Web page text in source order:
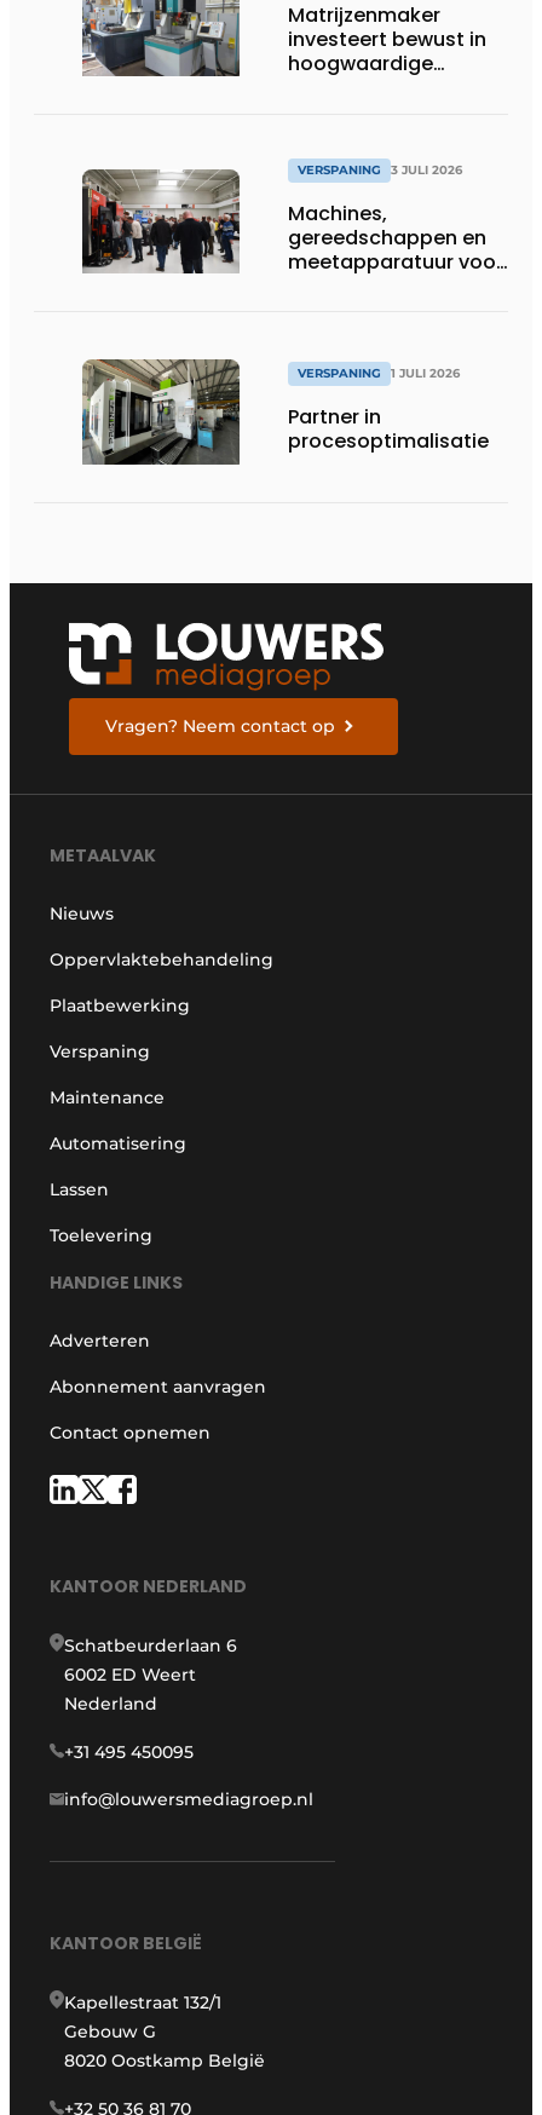
Matrijzenmaker
investeert bewust in
hoogwaardige
VERSPANING 3 JULI 2026
Machines,
gereedschappen en
meetapparatuur voor
VERSPANING 1 JULI 2026
Partner in
procesoptimalisatie
Vragen? Neem contact op
METAALVAK
Nieuws
Oppervlaktebehandeling
Plaatbewerking
Verspaning
Maintenance
Automatisering
Lassen
Toelevering
HANDIGE LINKS
Adverteren
Abonnement aanvragen
Contact opnemen
KANTOOR NEDERLAND
Schatbeurderlaan 6
6002 ED Weert
Nederland
+31 495 450095
info@louwersmediagroep.nl
KANTOOR BELGIË
Kapellestraat 132/1
Gebouw G
8020 Oostkamp België
+32 50 36 81 70